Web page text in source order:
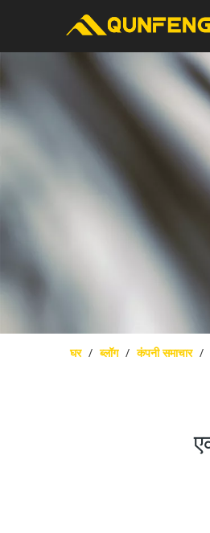
घर / ब्लॉग / कंपनी समाचार /